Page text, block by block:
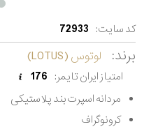
کد سایت: 72933
برند: لوتوس (LOTUS)
امتیاز ایران تایمر: 176
مردانه اسپرت بند پلاستیکی
کرونوگراف